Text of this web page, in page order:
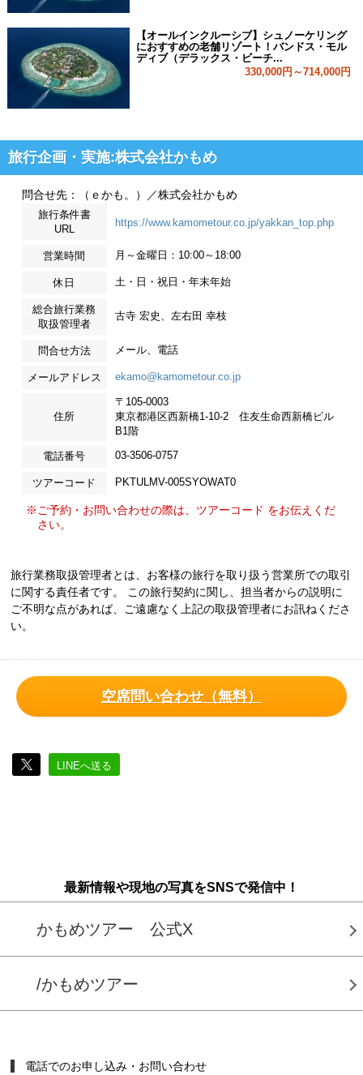
【オールインクルーシブ】シュノーケリング
におすすめの老舗リゾート！バンドス・モル
ディブ（デラックス・ビーチ...
330,000円～714,000円
旅行企画・実施:株式会社かもめ
問合せ先：（ｅかも。）／株式会社かもめ
旅行条件書
URL
https://www.kamometour.co.jp/yakkan_top.php
営業時間 月～金曜日：10:00～18:00
休日 土・日・祝日・年末年始
総合旅行業務
取扱管理者
古寺 宏史、左右田 幸枝
問合せ方法 メール、電話
メールアドレス ekamo@kamometour.co.jp
住所
〒105-0003
東京都港区西新橋1-10-2 住友生命西新橋ビル
B1階
電話番号 03-3506-0757
ツアーコード PKTULMV-005SYOWAT0
※ご予約・お問い合わせの際は、ツアーコード をお伝えくだ
さい。
旅行業務取扱管理者とは、お客様の旅行を取り扱う営業所での取引
に関する責任者です。 この旅行契約に関し、担当者からの説明に
ご不明な点があれば、ご遠慮なく上記の取扱管理者にお訊ねくださ
い。
空席問い合わせ（無料）
LINEへ送る
最新情報や現地の写真をSNSで発信中！
かもめツアー 公式X
/かもめツアー
電話でのお申し込み・お問い合わせ